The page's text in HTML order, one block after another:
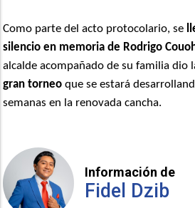
Como parte del acto protocolario, se
silencio en memoria de Rodrigo
alcalde acompañado de su familia dio
gran torneo que se estará
semanas en la renovada cancha.
Información de
Fidel Dzib